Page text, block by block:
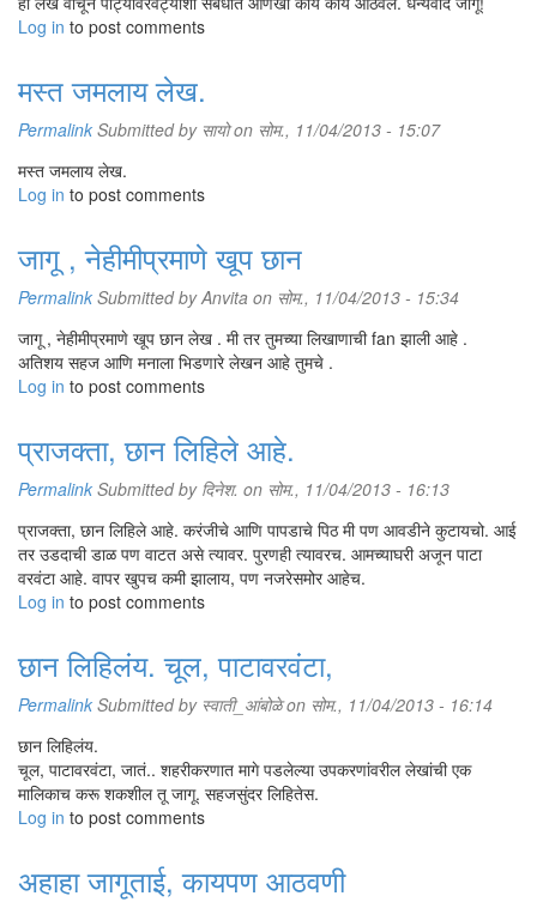
Log in to post comments
मस्त जमलाय लेख.
Permalink Submitted by सायोon सोम., 11/04/2013 - 15:07
मस्त जमलाय लेख.
Log in to post comments
जागू , नेहीमीप्रमाणे खूप छान
Permalink Submitted byAnvita on सोम., 11/04/2013 - 15:34
जागू , नेहीमीप्रमाणे खूप छान लेख . मी तर तुमच्या लिखाणाची fan झाली आहे .
अतिशय सहज आणि मनाला भिडणारे लेखन आहे तुमचे .
Log in to post comments
प्राजक्ता, छान लिहिले आहे.
Permalink Submitted by दिनेश. on सोम., 11/04/2013 - 16:13
प्राजक्ता, छान लिहिले आहे. करंजीचे आणि पापडाचे पिठ मी पण आवडीने कुटायचो. आई
तर उडदाची डाळ पण वाटत असे त्यावर. पुरणही त्यावरच. आमच्याघरी अजून पाटा
वरवंटा आहे. वापर खुपच कमी झालाय, पण नजरेसमोर आहेच.
Log in to post comments
छान लिहिलंय. चूल, पाटावरवंटा,
Permalink Submitted by स्वाती_आंबोळेon सोम., 11/04/2013 - 16:14
छान लिहिलंय.
चूल, पाटावरवंटा, जातं.. शहरीकरणात मागे पडलेल्या उपकरणांवरील लेखांची एक
मालिकाच करू शकशील तू जागू. सहजसुंदर लिहितेस.
Log in to post comments
अहाहा जागूताई, कायपण आठवणी